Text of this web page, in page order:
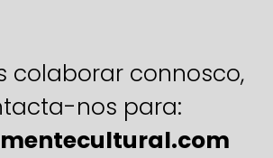
colaborar connosco,
nos para: